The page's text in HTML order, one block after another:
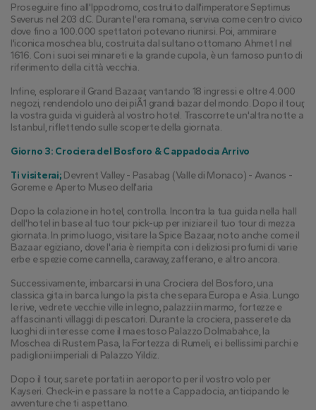
Proseguire fino all'Ippodromo, costruito dall'imperatore Septimus
Severus nel 203 d.C. Durante l'era romana, serviva come centro civico
dove fino a 100.000 spettatori potevano riunirsi. Poi, ammirare
l'iconica moschea blu, costruita dal sultano ottomano Ahmet I nel
1616. Con i suoi sei minareti e la grande cupola, è un famoso punto di
riferimento della città vecchia.
Infine, esplorare il Grand Bazaar, vantando 18 ingressi e oltre 4.000
negozi, rendendolo uno dei piÃ1 grandi bazar del mondo. Dopo il tour,
la vostra guida vi guiderà al vostro hotel. Trascorrete un'altra notte a
Istanbul, riflettendo sulle scoperte della giornata.
Giorno 3: Crociera del Bosforo & Cappadocia Arrivo
Ti visiterai; Devrent Valley - Pasabag (Valle di Monaco) - Avanos -
Goreme e Aperto Museo dell'aria
Dopo la colazione in hotel, controlla. Incontra la tua guida nella hall
dell'hotel in base al tuo tour pick-up per iniziare il tuo tour di mezza
giornata. In primo luogo, visitare la Spice Bazaar, noto anche come il
Bazaar egiziano, dove l'aria è riempita con i deliziosi profumi di varie
erbe e spezie come cannella, caraway, zafferano, e altro ancora.
Successivamente, imbarcarsi in una Crociera del Bosforo, una
classica gita in barca lungo la pista che separa Europa e Asia. Lungo
le rive, vedrete vecchie ville in legno, palazzi in marmo, fortezze e
affascinanti villaggi di pescatori. Durante la crociera, passerete da
luoghi di interesse come il maestoso Palazzo Dolmabahce, la
Moschea di Rustem Pasa, la Fortezza di Rumeli, e i bellissimi parchi e
padiglioni imperiali di Palazzo Yildiz.
Dopo il tour, sarete portati in aeroporto per il vostro volo per
Kayseri. Check-in e passare la notte a Cappadocia, anticipando le
avventure che ti aspettano.